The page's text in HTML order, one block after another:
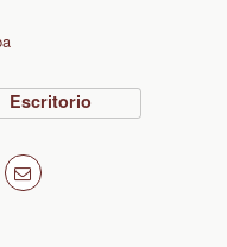
Escritorio